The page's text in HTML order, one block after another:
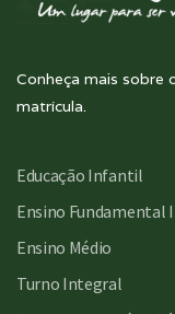
Conheça mais sobre
matrícula.
Educação Infantil
Ensino Fundamental I
Ensino Médio
Turno Integral